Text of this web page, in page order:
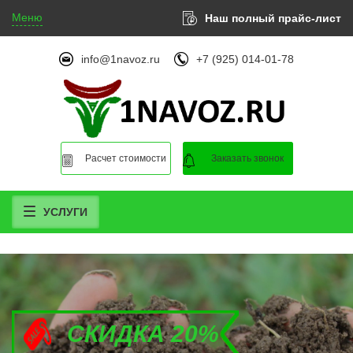
Меню Наш полный прайс-лист
info@1navoz.ru +7 (925) 014-01-78
Расчет стоимости Заказать звонок
УСЛУГИ
СКИДКА 20%
СКИДКА 20%
СКИДКА 20%